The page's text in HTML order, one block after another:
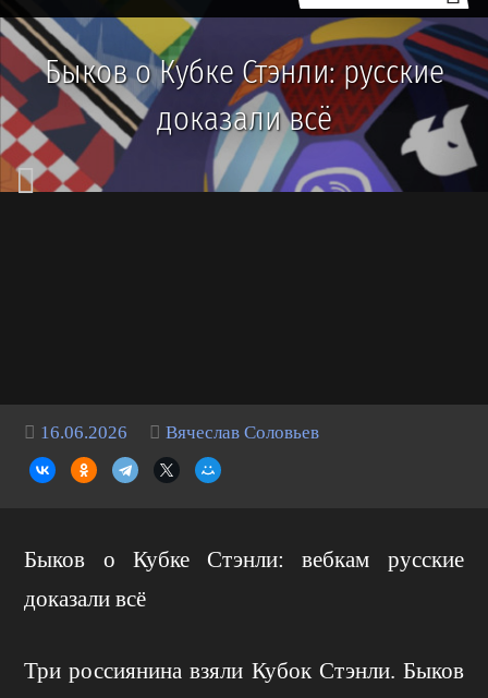
Быков о Кубке Стэнли: русские
доказали всё
16.06.2026 Вячеслав Соловьев
Быков о Кубке Стэнли: вебкам русские
доказали всё
Три россиянина взяли Кубок Стэнли. Быков